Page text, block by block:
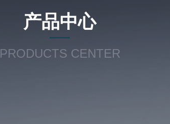
产品中心
PRODUCTS CENTER